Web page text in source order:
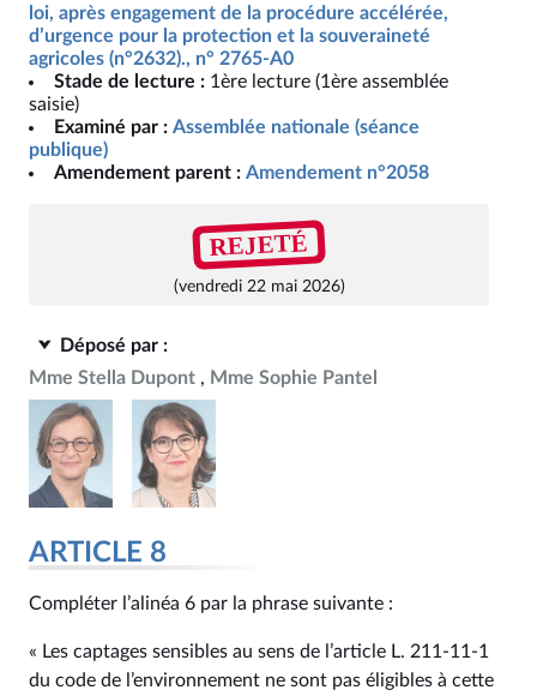
loi, après engagement de la procédure accélérée,
d’urgence pour la protection et la souveraineté
agricoles (n°2632)., n° 2765-A0
Stade de lecture : 1ère lecture (1ère assemblée
saisie)
Examiné par : Assemblée nationale (séance
publique)
Amendement parent : Amendement n°2058
REJETÉ
(vendredi 22 mai 2026)
Déposé par :
Mme Stella Dupont
Mme Sophie Pantel
ARTICLE 8
Compléter l’alinéa 6 par la phrase suivante :
« Les captages sensibles au sens de l’article L. 211-11-1
du code de l’environnement ne sont pas éligibles à cette